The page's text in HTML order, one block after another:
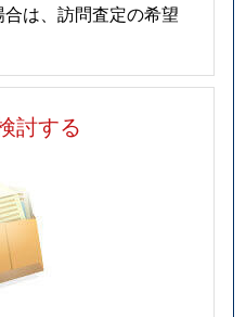
は、訪問査定の希望
討する